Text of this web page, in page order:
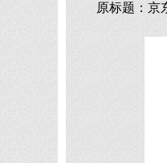
原标题：京